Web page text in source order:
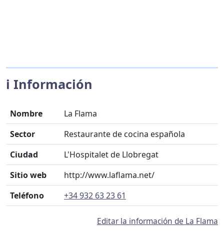
ℹ️ Información
Nombre
La Flama
Sector
Restaurante de cocina española
Ciudad
L'Hospitalet de Llobregat
Sitio web
http://www.laflama.net/
Teléfono
+34 932 63 23 61
Editar la información de La Flama